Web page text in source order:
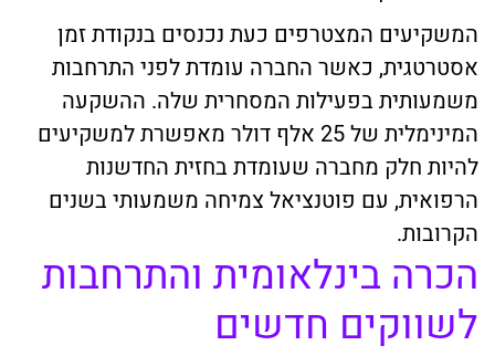
המשקיעים המצטרפים כעת נכנסים בנקודת זמן
אסטרטגית, כאשר החברה עומדת לפני התרחבות
משמעותית בפעילות המסחרית שלה. ההשקעה
המינימלית של 25 אלף דולר מאפשרת למשקיעים
להיות חלק מחברה שעומדת בחזית החדשנות
הרפואית, עם פוטנציאל צמיחה משמעותי בשנים
הקרובות.
הכרה בינלאומית והתרחבות
לשווקים חדשים